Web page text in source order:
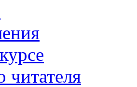
читателя